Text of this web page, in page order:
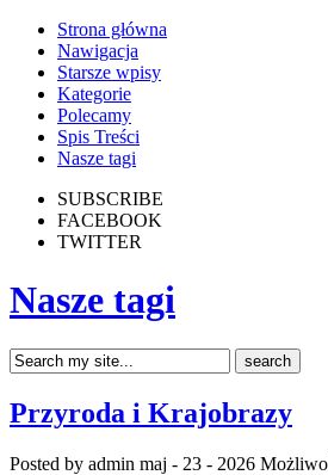
Strona główna
Nawigacja
Starsze wpisy
Kategorie
Polecamy
Spis Treści
Nasze tagi
SUBSCRIBE
FACEBOOK
TWITTER
Nasze tagi
Przyroda i Krajobrazy
Posted by admin maj - 23 - 2026